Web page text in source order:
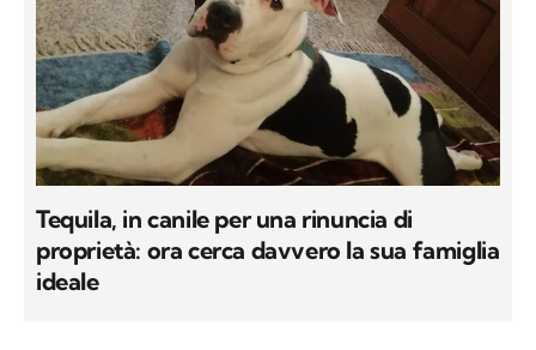
Tequila, in canile per una rinuncia di
proprietà: ora cerca davvero la sua famiglia
ideale